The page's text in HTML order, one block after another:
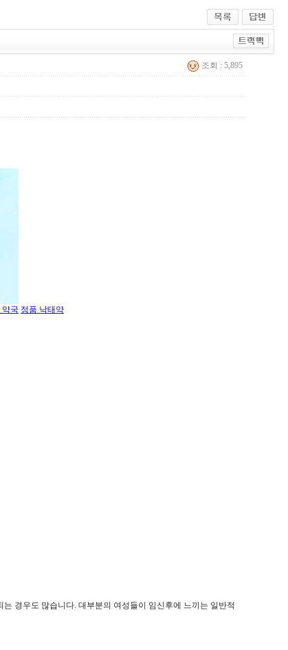
조회 : 5,895
약국 정품 낙태약
경우도 많습니다. 대부분의 여성들이 임신후에 느끼는 일반적